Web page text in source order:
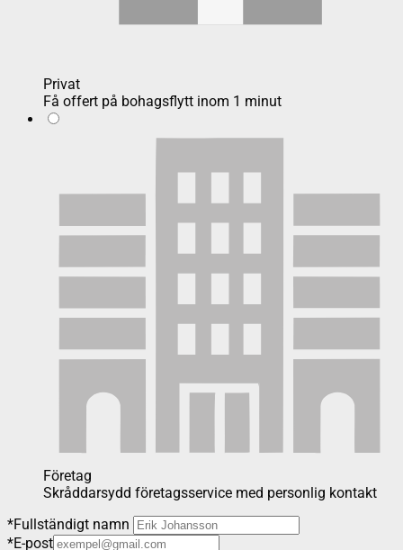
Privat
Få offert på bohagsflytt inom 1 minut
Företag
Skråddarsydd företagsservice med personlig kontakt
*Fullständigt namn
*E-post